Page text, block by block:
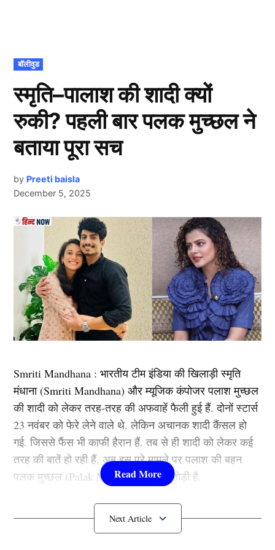
POSTED
IN
बॉलीवुड
स्मृति–पालाश की शादी क्यों
रुकी? पहली बार पलक मुच्छल ने
बताया पूरा सच
by Preeti baisla
December 5, 2025
Smriti Mandhana : भारतीय टीम इंडिया की खिलाड़ी स्मृति
मंधाना (Smriti Mandhana) और म्यूजिक कंपोजर पलाश मुच्छल
की शादी को लेकर तरह-तरह की अफवाहें फैली हुई हैं. दोनों स्टार्स
23 नवंबर को फेरे लेने वाले थे. लेकिन अचानक शादी कैंसल हो
गई. जिससे फैंस भी काफी हैरान हैं. तब से ही शादी को लेकर कई
तरह की बातें हो रही हैं. अब इस पूरे मामले पर पलाश की बहन
पलक मुच्छल (Palak Muchhal) ने चुप्पी तोड़ी है.
Palak Muchhal ने क्या बोला?